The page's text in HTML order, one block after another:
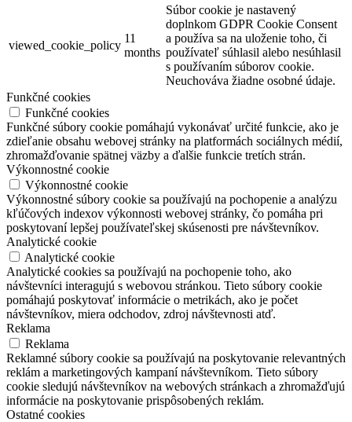
viewed_cookie_policy
11
months
Súbor cookie je nastavený
doplnkom GDPR Cookie Consent
a používa sa na uloženie toho, či
používateľ súhlasil alebo nesúhlasil
s používaním súborov cookie.
Neuchováva žiadne osobné údaje.
Funkčné cookies
Funkčné cookies
Funkčné súbory cookie pomáhajú vykonávať určité funkcie, ako je
zdieľanie obsahu webovej stránky na platformách sociálnych médií,
zhromažďovanie spätnej väzby a ďalšie funkcie tretích strán.
Výkonnostné cookie
Výkonnostné cookie
Výkonnostné súbory cookie sa používajú na pochopenie a analýzu
kľúčových indexov výkonnosti webovej stránky, čo pomáha pri
poskytovaní lepšej používateľskej skúsenosti pre návštevníkov.
Analytické cookie
Analytické cookie
Analytické cookies sa používajú na pochopenie toho, ako
návštevníci interagujú s webovou stránkou. Tieto súbory cookie
pomáhajú poskytovať informácie o metrikách, ako je počet
návštevníkov, miera odchodov, zdroj návštevnosti atď.
Reklama
Reklama
Reklamné súbory cookie sa používajú na poskytovanie relevantných
reklám a marketingových kampaní návštevníkom. Tieto súbory
cookie sledujú návštevníkov na webových stránkach a zhromažďujú
informácie na poskytovanie prispôsobených reklám.
Ostatné cookies